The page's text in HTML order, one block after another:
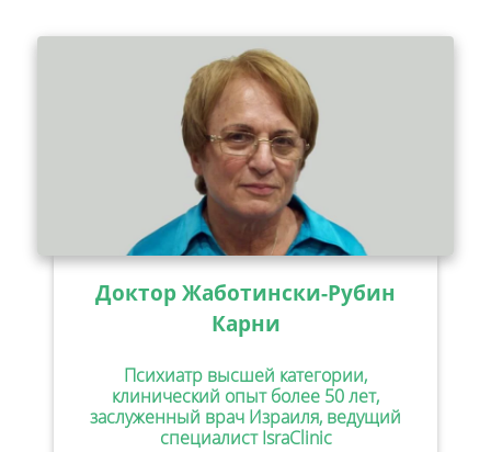
Доктор Жаботински-Рубин
Карни
Психиатр высшей категории,
клинический опыт более 50 лет,
заслуженный врач Израиля, ведущий
специалист IsraClinic